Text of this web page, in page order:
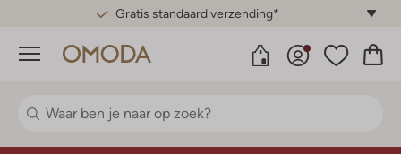
Gratis standaard verzending*
Menu